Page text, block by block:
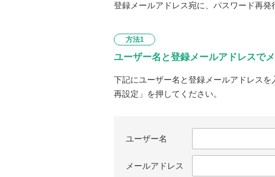
登録メールアドレス宛に、パスワード再発
方法1
ユーザー名と登録メールアドレスで
下記にユーザー名と登録メールアドレスを
再設定」を押してください。
ユーザー名
メールアドレス